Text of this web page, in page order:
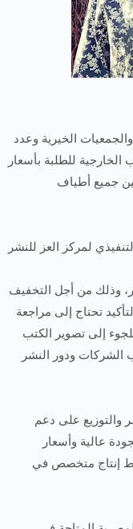
الخيرية وعدد
للطلبة بأسعار
جميع أطياف
لمركز العز للنشر
وذلك من أجل التخفيف
تحتاج إلى مراجعة
إلى تصوير الكتب
ودور النشر
والتوزيع على دعم
عالية وأسعار
إنتاج متخصص في